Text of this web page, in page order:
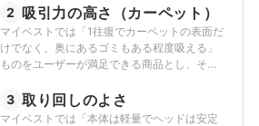
できる商品とし、以下のそれぞれの項目のス
コアの加重平均でおすすめ度をスコア化しま
した。
2 吸引力の高さ（カーペット）
マイベストでは「1往復でカーペットの表面だ
けでなく、奥にあるゴミもある程度吸える」
ものをユーザーが満足できる商品とし、その
60%以上と定めて以下の方法で検証を行いま
した。
3 取り回しのよさ
マイベストでは「本体は軽量でヘッドは安定